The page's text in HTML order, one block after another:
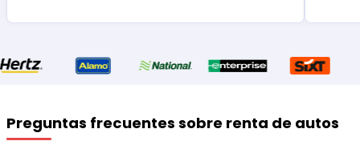
Preguntas frecuentes sobre renta de autos